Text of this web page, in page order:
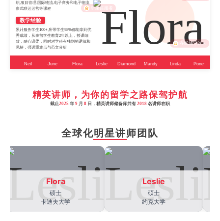
织,项目管理,国际物流,电子商务和电子物流
多式联运运营等课程
教学经验
累计服务学生100+,所带学生98%都能拿到优
秀成绩，从事留学生教育2年以上，授课细
致，耐心温柔，同时对学科有独到的逻辑和
见解，强调重难点与范文分析
桥梁搭建者
在线辅导达人
Neil June Flora Leslie Diamond Mandy Linda Poney
精英讲师，为你的留学之路保驾护航
截止2025 年 9 月 8 日，精英讲师储备库共有 2018 名讲师在职
全球化明星讲师团队
Flora
硕士
卡迪夫大学
Leslie
硕士
约克大学